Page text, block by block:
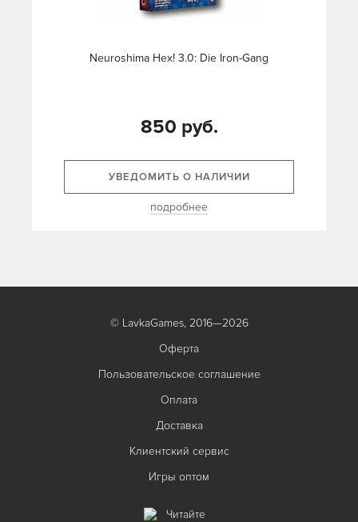
Neuroshima Hex! 3.0: Die Iron-Gang
850 руб.
УВЕДОМИТЬ О НАЛИЧИИ
подробнее
© LavkaGames, 2016—2026
Оферта
Пользовательское соглашение
Оплата
Доставка
Клиентский сервис
Игры оптом